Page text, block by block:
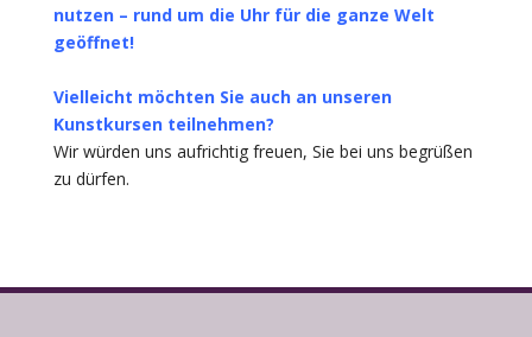
nutzen – rund um die Uhr für die ganze Welt
geöffnet!
Vielleicht möchten Sie auch an unseren
Kunstkursen teilnehmen?
Wir würden uns aufrichtig freuen, Sie bei uns begrüßen
zu dürfen.